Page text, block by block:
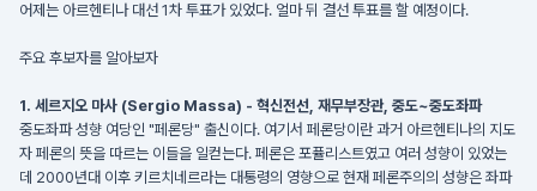
어제는 아르헨티나 대선 1차 투표가 있었다. 얼마 뒤 결선 투표를 할 예정이다.
주요 후보자를 알아보자
1. 세르지오 마사 (Sergio Massa) - 혁신전선, 재무부장관, 중도~중도좌파
중도좌파 성향 여당인 "페론당" 출신이다. 여기서 페론당이란 과거 아르헨티나의 지도
자 페론의 뜻을 따르는 이들을 일컫는다. 페론은 포퓰리스트였고 여러 성향이 있었는
데 2000년대 이후 키르치네르라는 대통령의 영향으로 현재 페론주의의 성향은 좌파